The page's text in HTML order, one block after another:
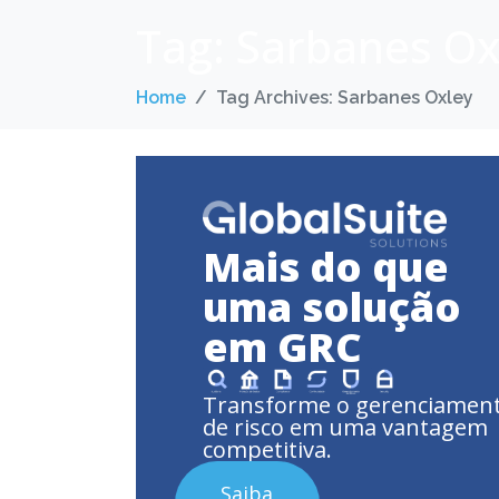
Home Tag Archives: Sarbanes Oxley
Mais do que
uma solução
em GRC
Transforme o
de risco em uma vantagem
competitiva.
Saiba